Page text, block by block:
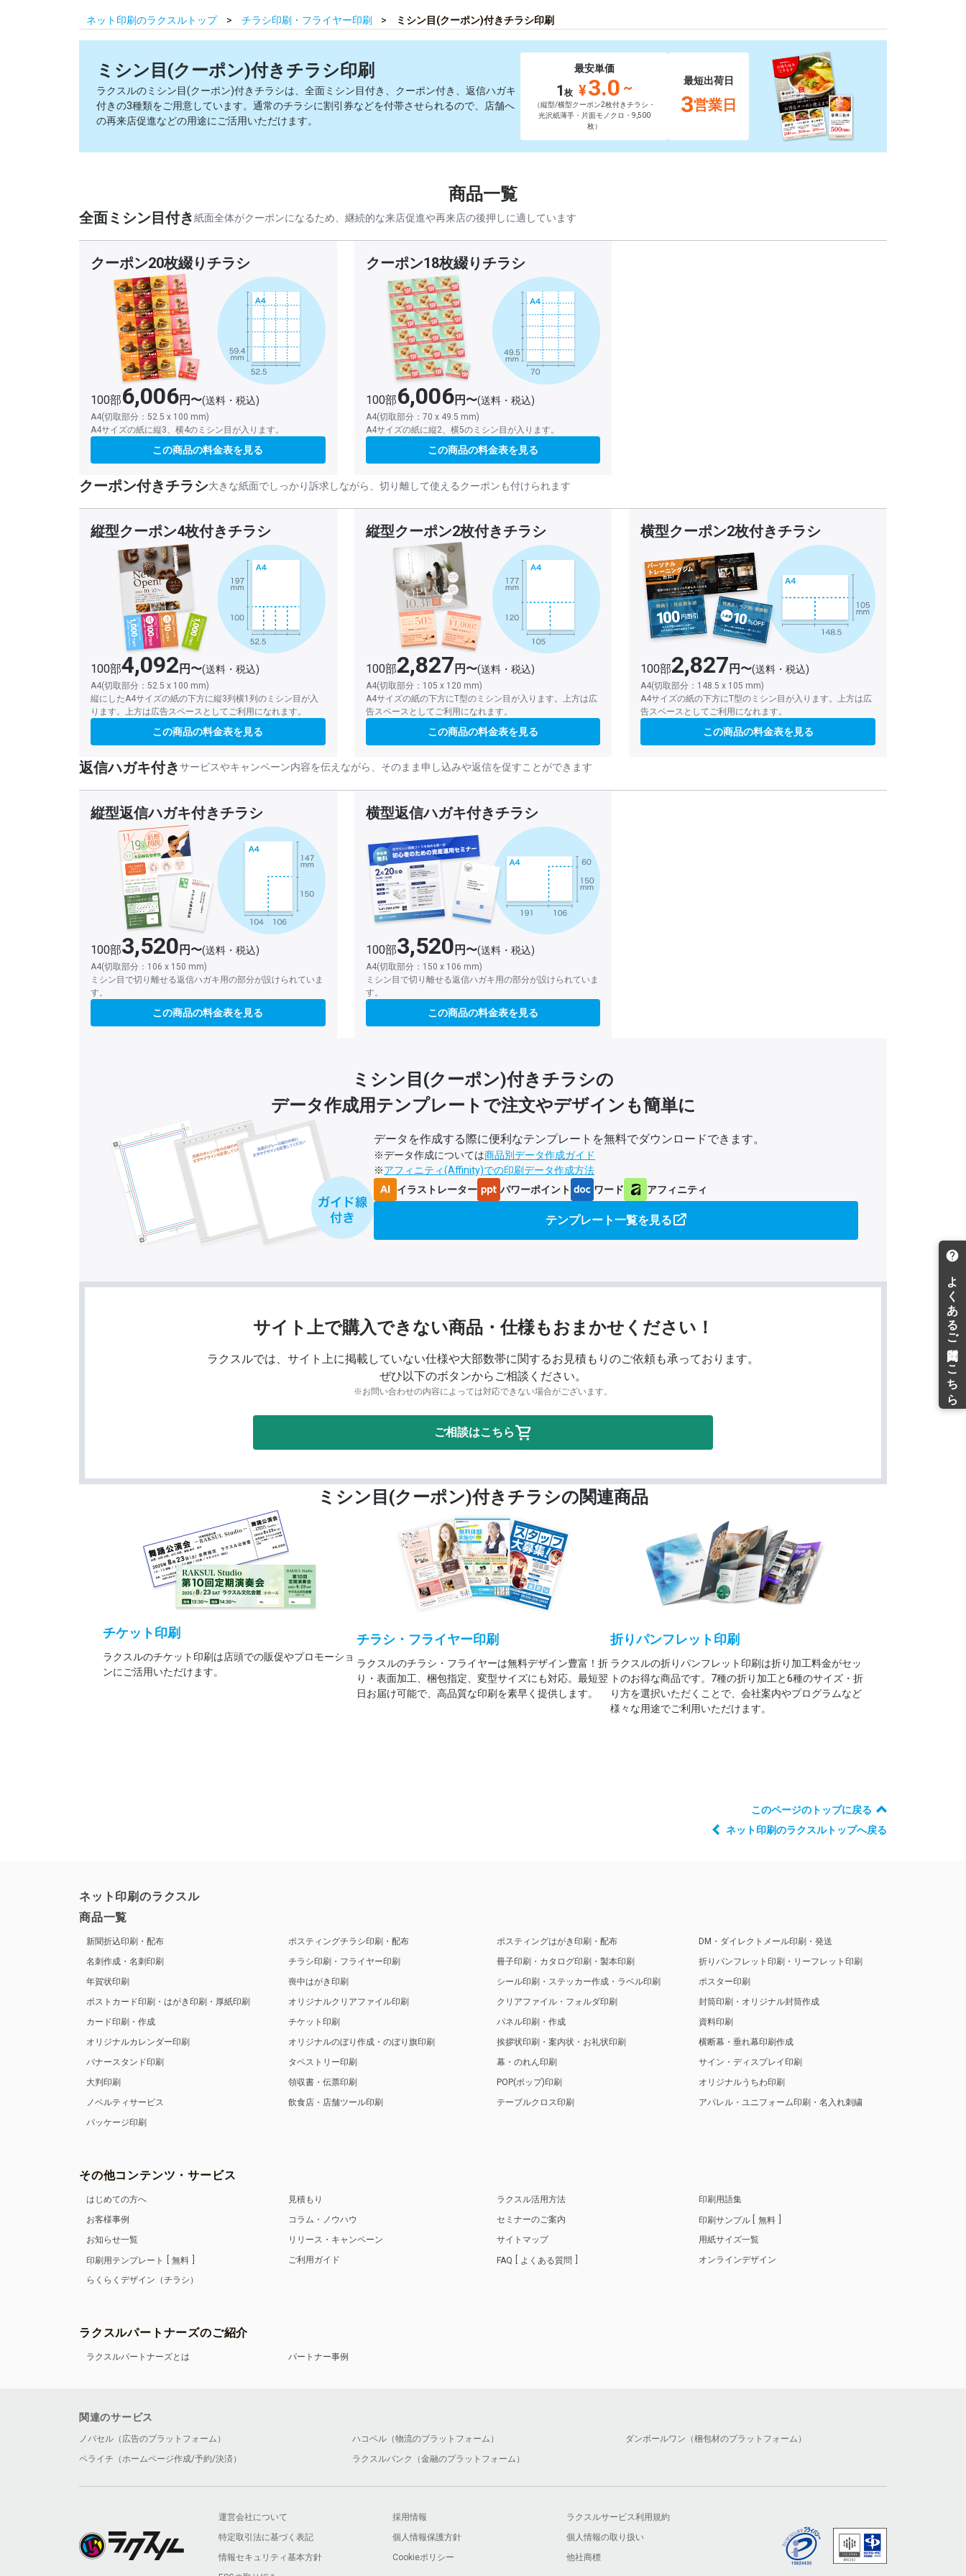
ネット印刷のラクスルトップ チラシ印刷・フライヤー印刷 ミシン目(クーポン)付きチラシ印刷
ミシン目(クーポン)付きチラシ印刷
ラクスルのミシン目(クーポン)付きチラシは、全面ミシン目付き、クーポン付き、返信ハガキ
付きの3種類をご用意しています。通常のチラシに割引券などを付帯させられるので、店舗へ
の再来店促進などの用途にご活用いただけます。
最安単価
1 枚 ¥3.0 ~
（縦型/横型クーポン2枚付きチラシ・
光沢紙薄手・片面モノクロ・9,500
枚）
最短出荷日
3営業日
商品一覧
全面ミシン目付き紙面全体がクーポンになるため、継続的な来店促進や再来店の後押しに適しています
クーポン20枚綴りチラシ
100部6,006円〜(送料・税込)
A4(切取部分：52.5 x 100 mm)
A4サイズの紙に縦3、横4のミシン目が入ります。
この商品の料金表を見る
クーポン18枚綴りチラシ
100部6,006円〜(送料・税込)
A4(切取部分：70 x 49.5 mm)
A4サイズの紙に縦2、横5のミシン目が入ります。
この商品の料金表を見る
クーポン付きチラシ大きな紙面でしっかり訴求しながら、切り離して使えるクーポンも付けられます
縦型クーポン4枚付きチラシ
100部4,092 円〜(送料・税込)
A4(切取部分：52.5 x 100 mm)
縦にしたA4サイズの紙の下方に縦3列横1列のミシン目が入
ります。上方は広告スペースとしてご利用になれます。
この商品の料金表を見る
縦型クーポン2枚付きチラシ
100部2,827 円〜(送料・税込)
A4(切取部分：105 x 120 mm)
A4サイズの紙の下方にT型のミシン目が入ります。上方は広
告スペースとしてご利用になれます。
この商品の料金表を見る
横型クーポン2枚付きチラシ
100部2,827 円〜(送料・税込)
A4(切取部分：148.5 x 105 mm)
A4サイズの紙の下方にT型のミシン目が入ります。上方は広
告スペースとしてご利用になれます。
この商品の料金表を見る
返信ハガキ付きサービスやキャンペーン内容を伝えながら、そのまま申し込みや返信を促すことができます
縦型返信ハガキ付きチラシ
100部3,520 円〜(送料・税込)
A4(切取部分：106 x 150 mm)
ミシン目で切り離せる返信ハガキ用の部分が設けられていま
す。
この商品の料金表を見る
横型返信ハガキ付きチラシ
100部3,520 円〜(送料・税込)
A4(切取部分：150 x 106 mm)
ミシン目で切り離せる返信ハガキ用の部分が設けられていま
す。
この商品の料金表を見る
ミシン目(クーポン)付きチラシの
データ作成用テンプレート で注文やデザインも簡単に
データを作成する際に便利なテンプレートを無料でダウンロードできます。
※データ作成については商品別データ作成ガイド
※アフィニティ(Affinity)での印刷データ作成方法
イラストレーター
パワーポイント ワード アフィニティ
テンプレート一覧を見る
サイト上で購入できない商品・仕様もおまかせください！
ラクスルでは、サイト上に掲載していない仕様や大部数帯に関するお見積もりのご依頼も承っております。
ぜひ以下のボタンからご相談ください。
※お問い合わせの内容によっては対応できない場合がございます。
ご相談はこちら
ミシン目(クーポン)付きチラシの関連商品
チケット印刷
ラクスルのチケット印刷は店頭での販促やプロモーショ
ンにご活用いただけます。
チラシ・フライヤー印刷
ラクスルのチラシ・フライヤーは無料デザイン豊富！折
り・表面加工、梱包指定、変型サイズにも対応。最短翌
日お届け可能で、高品質な印刷を素早く提供します。
折りパンフレット印刷
ラクスルの折りパンフレット印刷は折り加工料金がセッ
トのお得な商品です。7種の折り加工と6種のサイズ・折
り方を選択いただくことで、会社案内やプログラムなど
様々な用途でご利用いただけます。
このページのトップに戻る
ネット印刷のラクスルトップへ戻る
ネット印刷のラクスル
商品一覧
新聞折込印刷・配布
名刺作成・名刺印刷
年賀状印刷
ポストカード印刷・はがき印刷・厚紙印刷
カード印刷・作成
オリジナルカレンダー印刷
バナースタンド印刷
大判印刷
ノベルティサービス
パッケージ印刷
ポスティングチラシ印刷・配布
チラシ印刷・フライヤー印刷
喪中はがき印刷
オリジナルクリアファイル印刷
チケット印刷
オリジナルのぼり作成・のぼり旗印刷
タペストリー印刷
領収書・伝票印刷
飲食店・店舗ツール印刷
ポスティングはがき印刷・配布
冊子印刷・カタログ印刷・製本印刷
シール印刷・ステッカー作成・ラベル印刷
クリアファイル・フォルダ印刷
パネル印刷・作成
挨拶状印刷・案内状・お礼状印刷
幕・のれん印刷
POP(ポップ)印刷
テーブルクロス印刷
DM・ダイレクトメール印刷・発送
折りパンフレット印刷・リーフレット印刷
ポスター印刷
封筒印刷・オリジナル封筒作成
資料印刷
横断幕・垂れ幕印刷作成
サイン・ディスプレイ印刷
オリジナルうちわ印刷
アパレル・ユニフォーム印刷・名入れ刺繍
その他コンテンツ・サービス
はじめての方へ
お客様事例
お知らせ一覧
印刷用テンプレート
無料
らくらくデザイン（チラシ）
見積もり
コラム・ノウハウ
リリース・キャンペーン
ご利用ガイド
ラクスル活用方法
セミナーのご案内
サイトマップ
FAQ よくある質問
印刷用語集
印刷サンプル
無料
用紙サイズ一覧
オンラインデザイン
ラクスルパートナーズのご紹介
ラクスルパートナーズとは パートナー事例
関連のサービス
ノバセル（広告のプラットフォーム） ハコベル（物流のプラットフォーム）
ダンボールワン（梱包材のプラットフォーム）
ペライチ（ホームページ作成/予約/決済）
ラクスルバンク（金融のプラットフォーム）
運営会社について 採用情報
ラクスルサービス利用規約
特定取引法に基づく表記
個人情報保護方針
個人情報の取り扱い
情報セキュリティ基本方針
Cookieポリシー
他社商標